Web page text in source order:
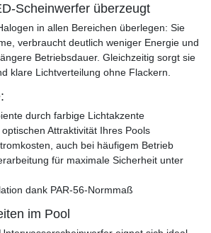
Scheinwerfer überzeugt
in allen Bereichen überlegen: Sie
verbraucht deutlich weniger Energie und
Betriebsdauer. Gleichzeitig sorgt sie
klare Lichtverteilung ohne Flackern.
durch farbige Lichtakzente
Attraktivität Ihres Pools
auch bei häufigem Betrieb
für maximale Sicherheit unter
dank PAR-56-Normmaß
im Pool